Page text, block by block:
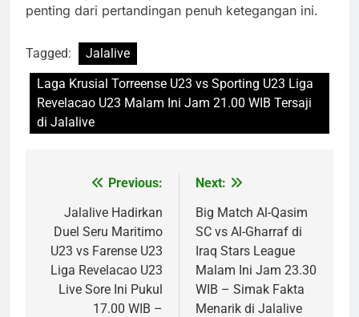
penting dari pertandingan penuh ketegangan ini.
Tagged:
Jalalive
Laga Krusial Torreense U23 vs Sporting U23 Liga
Revelacao U23 Malam Ini Jam 21.00 WIB Tersaji
di Jalalive
navigation
Previous:
Jalalive Hadirkan
Duel Seru Maritimo
U23 vs Farense U23
Liga Revelacao U23
Live Sore Ini Pukul
17.00 WIB –
Next:
Big Match Al-Qasim
SC vs Al-Gharraf di
Iraq Stars League
Malam Ini Jam 23.30
WIB – Simak Fakta
Menarik di Jalalive